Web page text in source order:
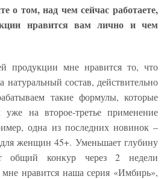
о том, над чем сейчас работаете,
нравится вам лично и чем
продукции мне нравится то, что
натуральный состав, действительно
такие формулы, которые
на второе-третье применение
одна из последних новинок –
женщин 45+. Уменьшает глубину
общий конкур через 2 недели
нравится наша серия «Имбирь»,